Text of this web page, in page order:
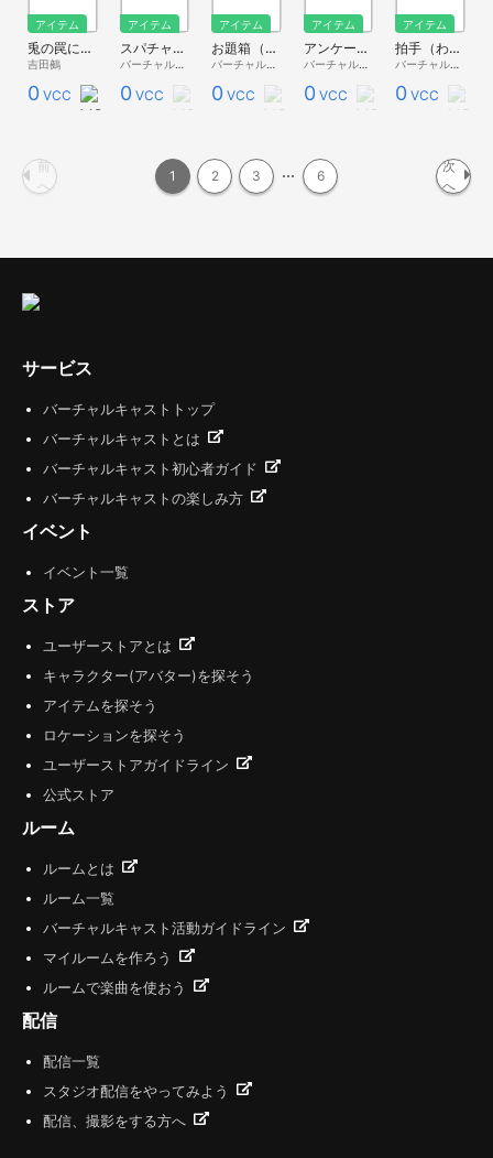
アイテム
兎の罠に鵺がかかる 配信宣伝ポスター
吉田鵺
0 VCC
アイテム
スパチャ・ギフト演出VCI（わんコメ対応）
バーチャルキャスト公式 素材配布
0 VCC
アイテム
お題箱（わんコメ対応）
0 VCC
アイテム
アンケート（わんコメ対応）
バーチャルキャスト公式 素材配布
0 VCC
アイテム
拍手（わんコメ対応）
0 VCC
前
へ
1 2 3 6
次
へ
サービス
バーチャルキャストトップ
バーチャルキャストとは
バーチャルキャスト初心者ガイド
バーチャルキャストの楽しみ方
イベント
イベント一覧
ストア
ユーザーストアとは
キャラクター(アバター)を探そう
アイテムを探そう
ロケーションを探そう
ユーザーストアガイドライン
公式ストア
ルーム
ルームとは
ルーム一覧
バーチャルキャスト活動ガイドライン
マイルームを作ろう
ルームで楽曲を使おう
配信
配信一覧
スタジオ配信をやってみよう
配信、撮影をする方へ